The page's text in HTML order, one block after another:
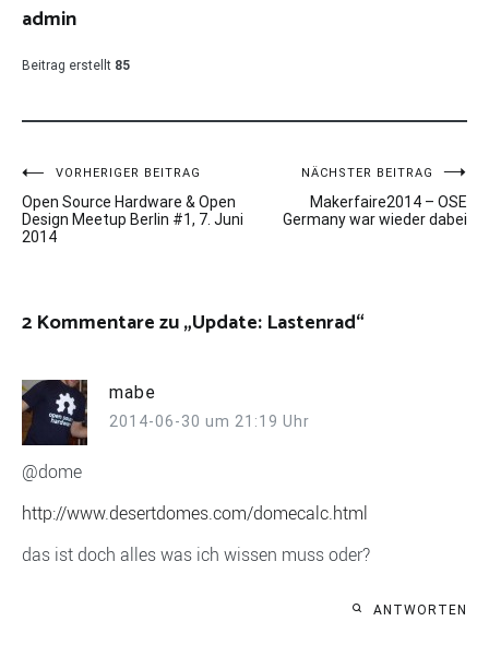
admin
Beitrag erstellt 85
Beitragsnavigation
VORHERIGER BEITRAG
Open Source Hardware & Open
Design Meetup Berlin #1, 7. Juni
2014
NÄCHSTER BEITRAG
Makerfaire2014 – OSE
Germany war wieder dabei
2 Kommentare zu „Update: Lastenrad“
mabe
2014-06-30 um 21:19 Uhr
@dome
http://www.desertdomes.com/domecalc.html
das ist doch alles was ich wissen muss oder?
ANTWORTEN